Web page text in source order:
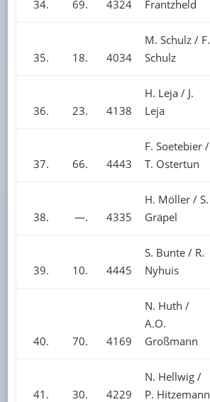
34. 69. 4324 Frantzheld
35. 18. 4034
M. Schulz / F.
Schulz
36. 23. 4138
H. Leja / J.
Leja
37. 66. 4443
F. Soetebier /
T. Ostertun
38. —. 4335
H. Möller / S.
Gräpel
39. 10. 4445
S. Bunte / R.
Nyhuis
40. 70. 4169
N. Huth /
A.O.
Großmann
41. 30. 4229
N. Hellwig /
P. Hitzemann